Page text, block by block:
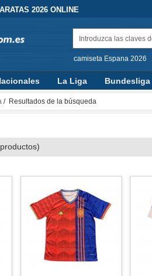
2026 ONLINE
camiseta Espana 2026
La Liga Bundesliga
/ Resultados de la búsqueda
productos)